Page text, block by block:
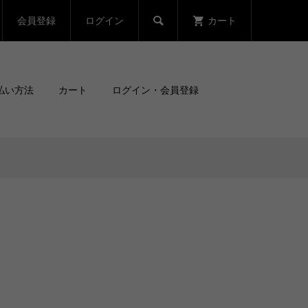
会員登録 ログイン  カート
い方法 カート ログイン・会員登録